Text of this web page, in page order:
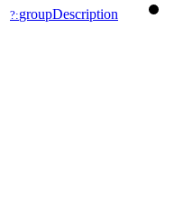
?:groupDescription